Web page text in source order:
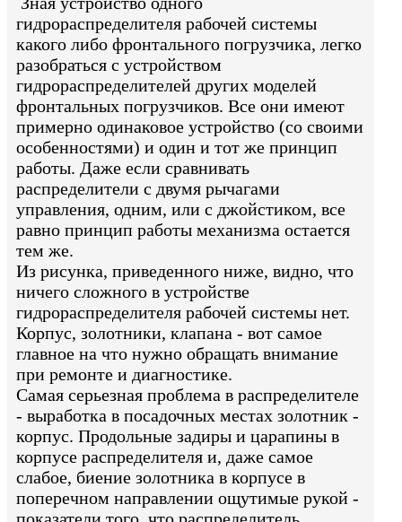
гидрораспределителя рабочей системы
какого либо фронтального погрузчика, легко
разобраться с устройством
гидрораспределителей других моделей
фронтальных погрузчиков. Все они имеют
примерно одинаковое устройство (со своими
особенностями) и один и тот же принцип
работы. Даже если сравнивать
распределители с двумя рычагами
управления, одним, или с джойстиком, все
равно принцип работы механизма остается
тем же.
Из рисунка, приведенного ниже, видно, что
ничего сложного в устройстве
гидрораспределителя рабочей системы нет.
Корпус, золотники, клапана - вот самое
главное на что нужно обращать внимание
при ремонте и диагностике.
Самая серьезная проблема в распределителе
- выработка в посадочных местах золотник -
корпус. Продольные задиры и царапины в
корпусе распределителя и, даже самое
слабое, биение золотника в корпусе в
поперечном направлении ощутимые рукой -